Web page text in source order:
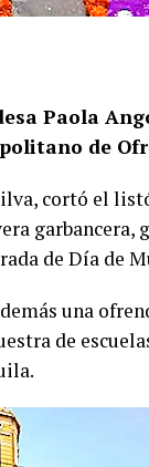
Paola
de
cortó el
de Día de
una
de